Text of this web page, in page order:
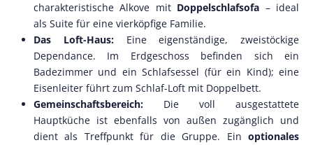
charakteristische Alkove mit Doppelschlafsofa – ideal
als Suite für eine vierköpfige Familie.
Das Loft-Haus:Eine eigenständige, zweistöckige
Dependance. Im Erdgeschoss befinden sich ein
Badezimmer und ein Schlafsessel (für ein Kind); eine
Eisenleiter führt zum Schlaf-Loft mit Doppelbett.
Gemeinschaftsbereich:Die voll ausgestattete
Hauptküche ist ebenfalls von außen zugänglich und
dient als Treffpunkt für die Gruppe. Einoptionales